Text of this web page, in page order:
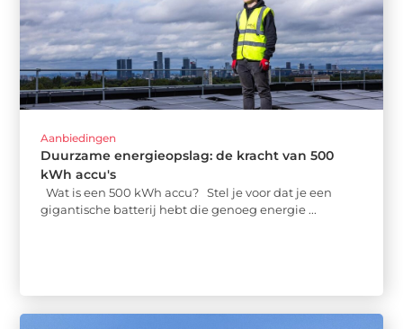
Aanbiedingen
Duurzame energieopslag: de kracht van 500
kWh accu's
Wat is een 500 kWh accu? Stel je voor dat je een
gigantische batterij hebt die genoeg energie ...